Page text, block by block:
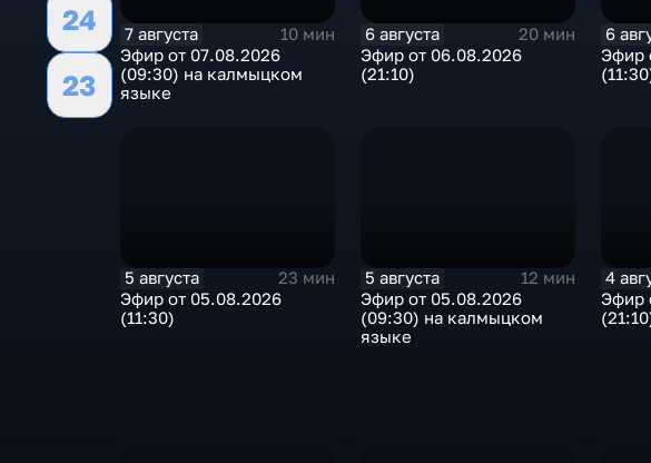
24
23
7 августа
10 мин
Эфир от 07.08.2026
(09:30) на калмыцком
языке
6 августа
20 мин
Эфир от 06.08.2026
(21:10)
6
Эфир
5 августа
23 мин
Эфир от 05.08.2026
(11:30)
5 августа
12 мин
Эфир от 05.08.2026
(09:30) на калмыцком
языке
4
Эфир